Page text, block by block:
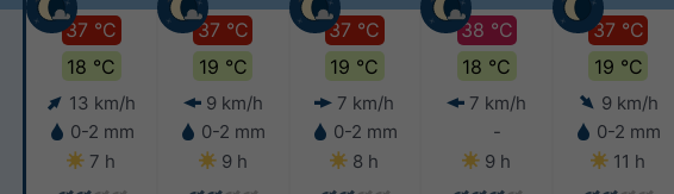
37 °C
18 °C
13 km/h
0-2 mm
7 h
37 °C
19 °C
9 km/h
0-2 mm
9 h
37 °C
19 °C
7 km/h
0-2 mm
8 h
38 °C
18 °C
7 km/h
-
9 h
37 °C
19 °C
9 km/h
0-2 mm
11 h